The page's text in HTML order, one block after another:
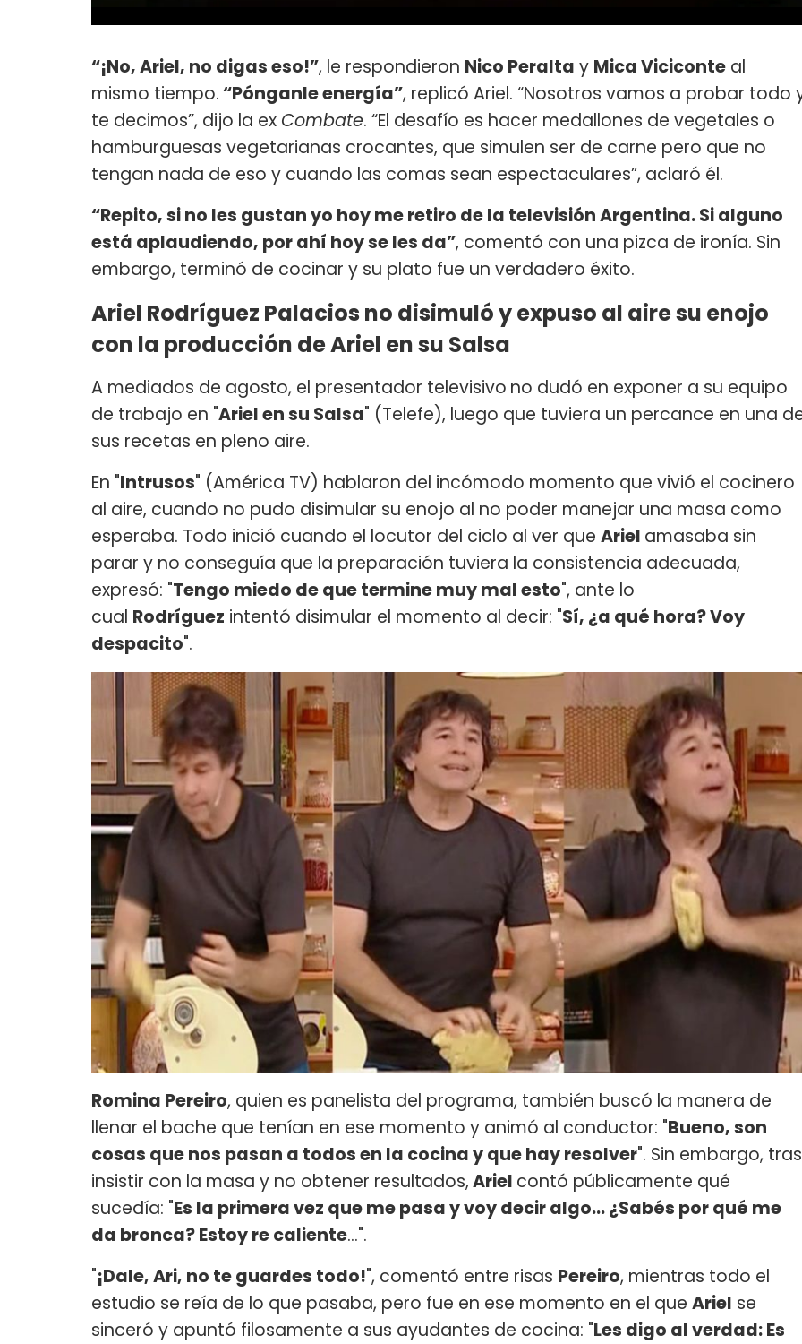
“¡No, Ariel, no digas eso!”, le respondieron Nico Peralta y Mica Viciconte al
mismo tiempo. “Pónganle energía”, replicó Ariel. “Nosotros vamos a probar todo
te decimos”, dijo la ex Combate. “El desafío es hacer medallones de vegetales o
hamburguesas vegetarianas crocantes, que simulen ser de carne pero que no
tengan nada de eso y cuando las comas sean espectaculares”, aclaró él.
“Repito, si no les gustan yo hoy me retiro de la televisión Argentina. Si alguno
está aplaudiendo, por ahí hoy se les da”, comentó con una pizca de ironía. Sin
embargo, terminó de cocinar y su plato fue un verdadero éxito.
Ariel Rodríguez Palacios no disimuló y expuso al aire su enojo
con la producción de Ariel en su Salsa
A mediados de agosto, el presentador televisivo no dudó en exponer a su equipo
de trabajo en "Ariel en su Salsa" (Telefe), luego que tuviera un percance en una
sus recetas en pleno aire.
En "Intrusos" (América TV) hablaron del incómodo momento que vivió el cocinero
al aire, cuando no pudo disimular su enojo al no poder manejar una masa como
esperaba. Todo inició cuando el locutor del ciclo al ver que Ariel amasaba sin
parar y no conseguía que la preparación tuviera la consistencia adecuada,
expresó: "Tengo miedo de que termine muy mal esto", ante lo
cual Rodríguez intentó disimular el momento al decir: "Sí, ¿a qué hora? Voy
despacito".
Romina Pereiro, quien es panelista del programa, también buscó la manera de
llenar el bache que tenían en ese momento y animó al conductor: "Bueno, son
cosas que nos pasan a todos en la cocina y que hay resolver". Sin embargo, tras
insistir con la masa y no obtener resultados,Ariel contó públicamente qué
sucedía: "Es la primera vez que me pasa y voy decir algo... ¿Sabés por qué me
da bronca? Estoy re caliente...".
"¡Dale, Ari, no te guardes todo!", comentó entre risas Pereiro, mientras todo el
estudio se reía de lo que pasaba, pero fue en ese momento en el que Ariel se
sinceró y apuntó filosamente a sus ayudantes de cocina: "Les digo al verdad: Es